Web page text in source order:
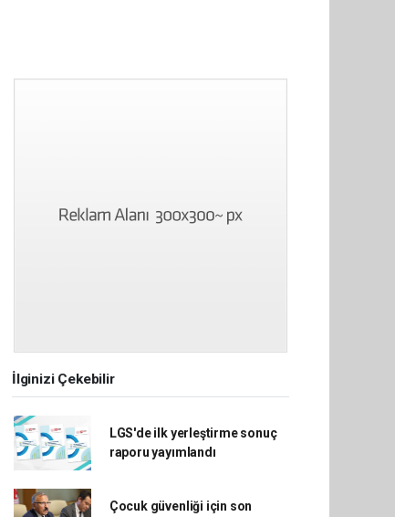
İlginizi Çekebilir
LGS'de ilk yerleştirme sonuç
raporu yayımlandı
Çocuk güvenliği için son